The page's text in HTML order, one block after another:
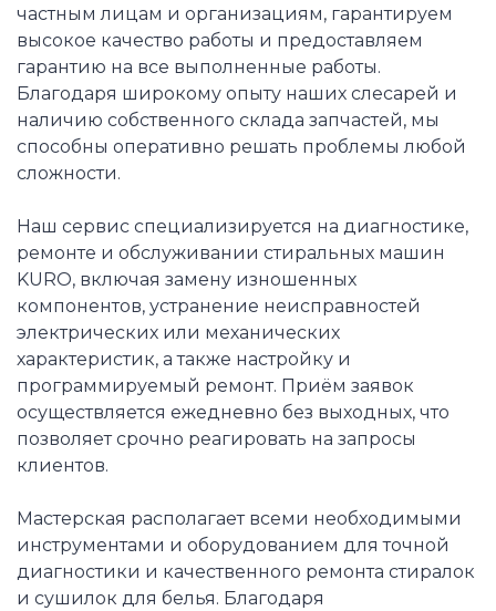
частным лицам и организациям, гарантируем
высокое качество работы и предоставляем
гарантию на все выполненные работы.
Благодаря широкому опыту наших слесарей и
наличию собственного склада запчастей, мы
способны оперативно решать проблемы любой
сложности.
Наш сервис специализируется на диагностике,
ремонте и обслуживании стиральных машин
KURO, включая замену изношенных
компонентов, устранение неисправностей
электрических или механических
характеристик, а также настройку и
программируемый ремонт. Приём заявок
осуществляется ежедневно без выходных, что
позволяет срочно реагировать на запросы
клиентов.
Мастерская располагает всеми необходимыми
инструментами и оборудованием для точной
диагностики и качественного ремонта стиралок
и сушилок для белья. Благодаря